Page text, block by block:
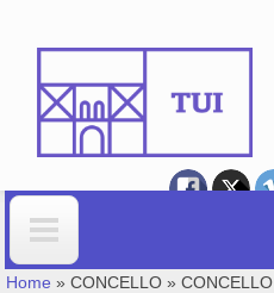
Search form
YOU ARE HERE
Home » CONCELLO » CONCELLO